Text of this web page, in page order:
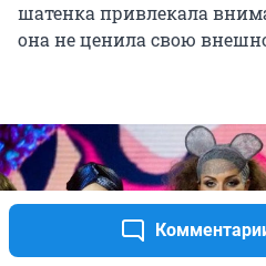
шатенка привлекала
она не ценила свою